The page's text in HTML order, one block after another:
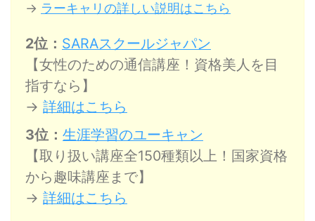
→ ラーキャリの詳しい説明はこちら
2位： SARAスクールジャパン
【女性のための通信講座！資格美人を目
指すなら】
→ 詳細はこちら
3位： 生涯学習のユーキャン
【取り扱い講座全150種類以上！国家資格
から趣味講座まで】
→ 詳細はこちら